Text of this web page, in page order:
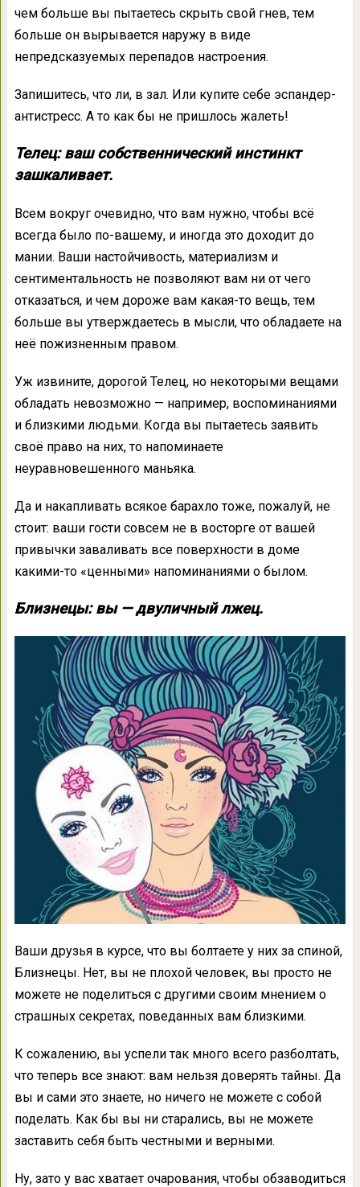
чем больше вы пытаетесь скрыть свой гнев, тем
больше он вырывается наружу в виде
непредсказуемых перепадов настроения.
Запишитесь, что ли, в зал. Или купите себе эспандер-
антистресс. А то как бы не пришлось жалеть!
Телец: ваш собственнический инстинкт
зашкаливает.
Всем вокруг очевидно, что вам нужно, чтобы всё
всегда было по-вашему, и иногда это доходит до
мании. Ваши настойчивость, материализм и
сентиментальность не позволяют вам ни от чего
отказаться, и чем дороже вам какая-то вещь, тем
больше вы утверждаетесь в мысли, что обладаете на
неё пожизненным правом.
Уж извините, дорогой Телец, но некоторыми вещами
обладать невозможно — например, воспоминаниями
и близкими людьми. Когда вы пытаетесь заявить
своё право на них, то напоминаете
неуравновешенного маньяка.
Да и накапливать всякое барахло тоже, пожалуй, не
стоит: ваши гости совсем не в восторге от вашей
привычки заваливать все поверхности в доме
какими-то «ценными» напоминаниями о былом.
Близнецы: вы — двуличный лжец.
Ваши друзья в курсе, что вы болтаете у них за спиной,
Близнецы. Нет, вы не плохой человек, вы просто не
можете не поделиться с другими своим мнением о
страшных секретах, поведанных вам близкими.
К сожалению, вы успели так много всего разболтать,
что теперь все знают: вам нельзя доверять тайны. Да
вы и сами это знаете, но ничего не можете с собой
поделать. Как бы вы ни старались, вы не можете
заставить себя быть честными и верными.
Ну, зато у вас хватает очарования, чтобы обзаводиться